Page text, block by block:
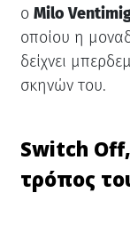
ο Milo
οποίου η
δείχνει
σκηνών του.
Switch
τρόπος